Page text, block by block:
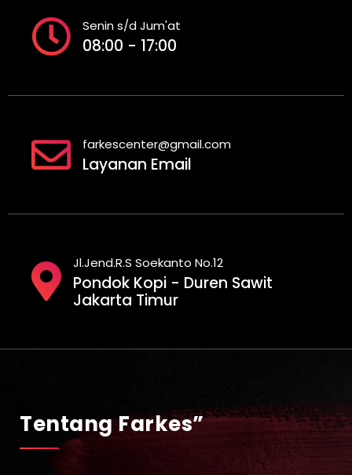
Senin s/d Jum'at
08:00 - 17:00
farkescenter@gmail.com
Layanan Email
Jl.Jend.R.S Soekanto No.12
Pondok Kopi - Duren Sawit
Jakarta Timur
Tentang Farkes”